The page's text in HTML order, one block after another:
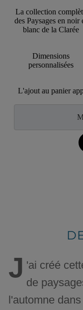
La collection
des Paysages en noir
blanc de la Clarée
Dimensions
personnalisées
L'ajout au panier
J 'ai créé
de
l'automne